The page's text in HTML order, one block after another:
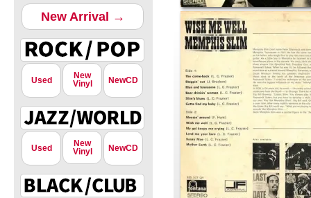
New Arrival →
Used
New
Vinyl
NewCD
Used
New
Vinyl
NewCD